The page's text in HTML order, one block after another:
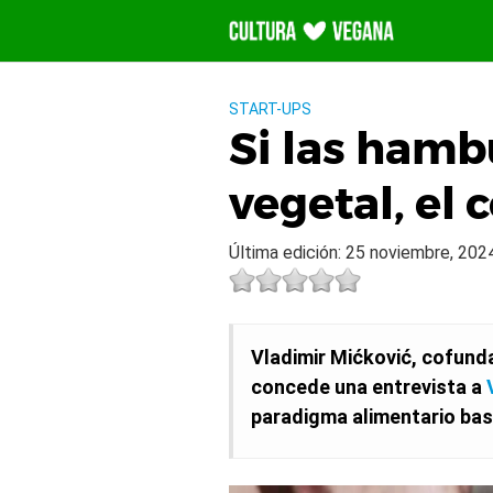
contenido
START-UPS
Si las
vegetal, el
Última edición: 25 noviembre,
Vladimir Mićković,
concede una entrevista a
paradigma alimentario